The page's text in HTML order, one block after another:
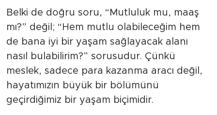
Belki de doğru soru, “Mutluluk mu, maaş
mı?” değil; “Hem mutlu olabileceğim hem
de bana iyi bir yaşam sağlayacak alanı
nasıl bulabilirim?” sorusudur. Çünkü
meslek, sadece para kazanma aracı değil,
hayatımızın büyük bir bölümünü
geçirdiğimiz bir yaşam biçimidir.